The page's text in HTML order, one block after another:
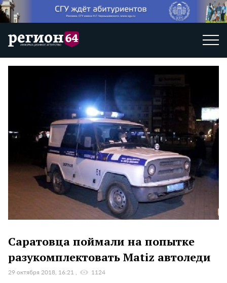
Саратовца поймали на попытке
разукомплектовать Matiz автоледи
29 октября 2018, 16:21 1124